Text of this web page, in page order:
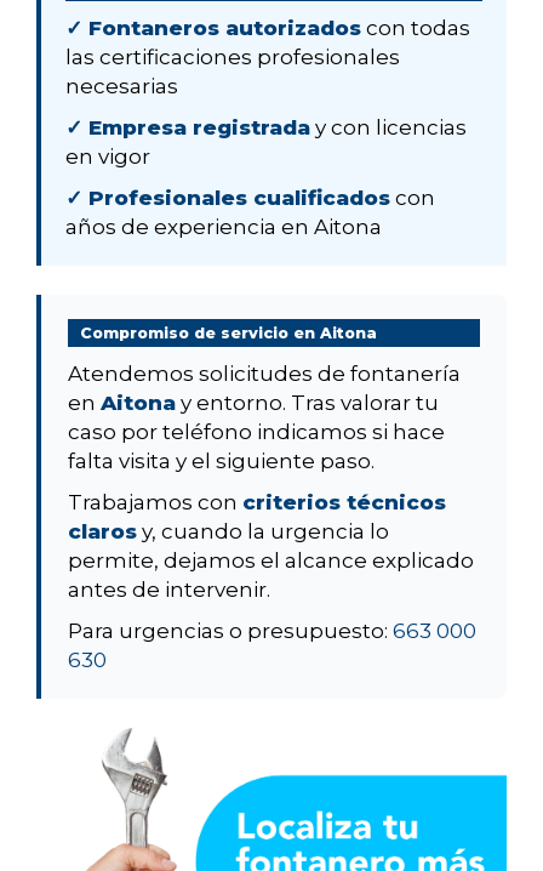
✓ Fontaneros autorizados con todas
las certificaciones profesionales
necesarias
✓ Empresa registrada y con licencias
en vigor
✓ Profesionales cualificados con
años de experiencia en Aitona
Compromiso de servicio en Aitona
Atendemos solicitudes de fontanería
en Aitona y entorno. Tras valorar tu
caso por teléfono indicamos si hace
falta visita y el siguiente paso.
Trabajamos con criterios técnicos
claros y, cuando la urgencia lo
permite, dejamos el alcance explicado
antes de intervenir.
Para urgencias o presupuesto: 663 000
630